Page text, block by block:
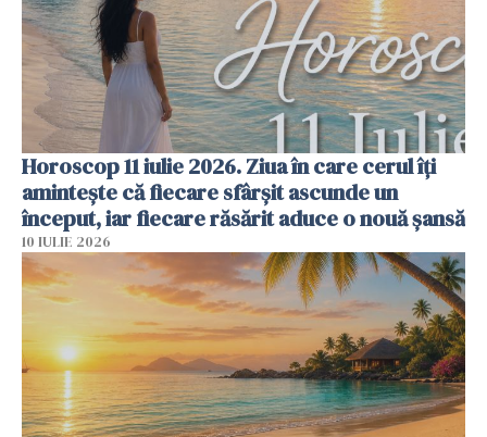
Horoscop 11 iulie 2026. Ziua în care cerul îți
amintește că fiecare sfârșit ascunde un
început, iar fiecare răsărit aduce o nouă șansă
10 IULIE 2026